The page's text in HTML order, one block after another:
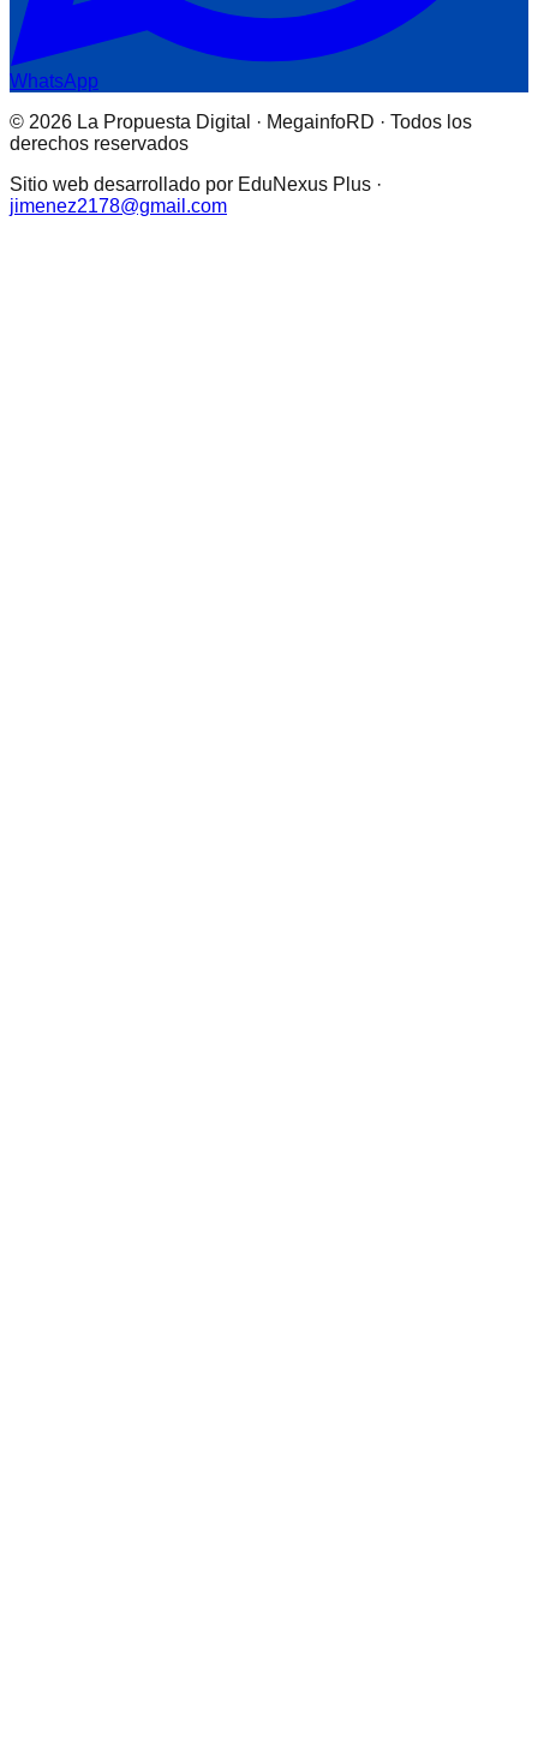
WhatsApp
© 2026 La Propuesta Digital · MegainfoRD · Todos los
derechos reservados
Sitio web desarrollado por EduNexus Plus ·
jimenez2178@gmail.com